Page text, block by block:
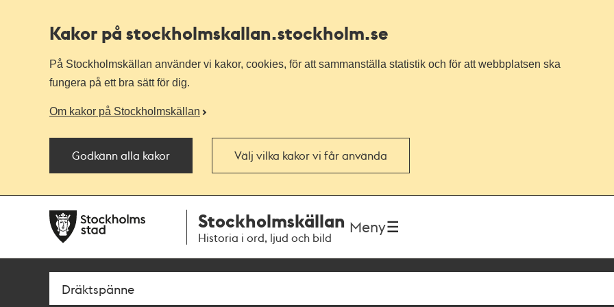
Kakor på stockholmskallan.stockholm.se
På Stockholmskällan använder vi kakor, cookies, för att sammanställa statistik och för att webbplatsen ska
fungera på ett bra sätt för dig.
Om kakor på Stockholmskällan
Godkänn alla kakor Välj vilka kakor vi får använda
navigationen
huvudinnehållet
Stockholmskällan
Historia i ord, ljud och bild
Meny
Sök